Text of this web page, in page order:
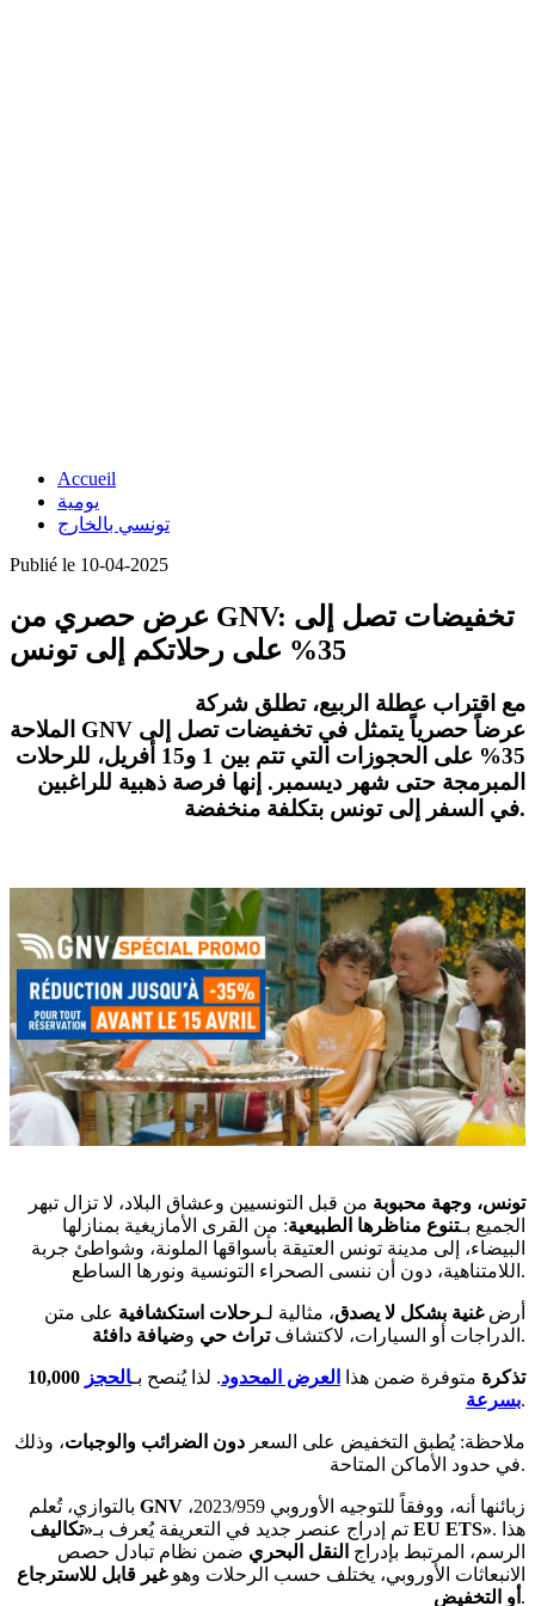
Accueil
يومية
تونسي بالخارج
Publié le 10-04-2025
عرض حصري من GNV: تخفيضات تصل إلى
35% على رحلاتكم إلى تونس
مع اقتراب عطلة الربيع، تطلق شركة
GNV عرضاً حصرياً يتمثل فيتخفيضات تصل إلى
35%
على الحجوزات التي تتم بين 1 و15 أفريل
، للرحلات
المبرمجة حتى شهر ديسمبر. إنها فرصة ذهبية للراغبين
في السفر إلىتونس بتكلفة منخفضة .
تونس، وجهة محبوبة من قبل التونسيين وعشاق البلاد، لا تزال تبهر
الجميع بـتنوع مناظرها الطبيعية: من القرى الأمازيغية بمنازلها
البيضاء، إلى مدينة تونس العتيقة بأسواقها الملونة، وشواطئ جربة
اللامتناهية، دون أن ننسى الصحراء التونسية ونورها الساطع.
أرضغنية بشكل لا يصدق، مثالية لـرحلات استكشافية على متن
الدراجات أو السيارات، لاكتشافتراث حي وضيافة دافئة .
10,000 تذكرة متوفرة ضمن هذا العرض المحدود. لذا يُنصح بـالحجز
بسرعة.
ملاحظة: يُطبق التخفيض على السعر دون الضرائب والوجبات، وذلك
في حدود الأماكن المتاحة.
GNV
تم إدراج عنصر جديد في التعريفة يُعرف بـ «تكاليف EU ETS». هذا
الرسم، المرتبط بإدراج النقل البحري ضمن نظام تبادل حصص
الانبعاثات الأوروبي، يختلف حسب الرحلات وهوغير قابل للاسترجاع
أو التخفيض .